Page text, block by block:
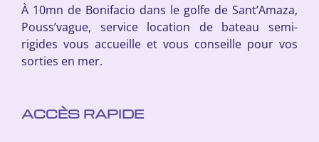
À 10mn de Bonifacio dans le golfe de Sant’Amaza,
Pouss’vague, service location de bateau semi-
rigides vous accueille et vous conseille pour vos
sorties en mer.
ACCÈS RAPIDE